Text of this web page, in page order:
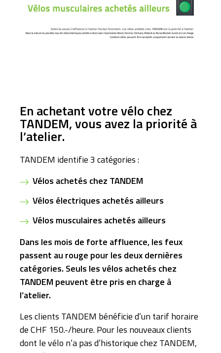
En achetant votre vélo chez
TANDEM, vous avez la priorité à
l’atelier.
TANDEM identifie 3 catégories :
Vélos achetés chez TANDEM
Vélos électriques achetés ailleurs
Vélos musculaires achetés ailleurs
Dans les mois de forte affluence, les feux
passent au rouge pour les deux dernières
catégories. Seuls les vélos achetés chez
TANDEM peuvent être pris en charge à
l’atelier.
Les clients TANDEM bénéficie d’un tarif horaire
de CHF 150.-/heure. Pourles nouveaux clients
dont le vélo n’a pas d’historique chez TANDEM,